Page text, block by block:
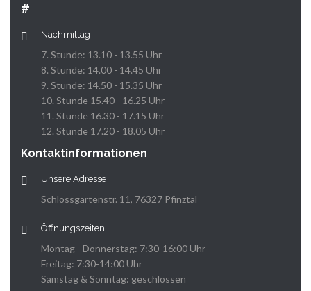
#
Nachmittag
7. Stunde: 13.10 - 13.55 Uhr
8. Stunde: 14.00 - 14.45 Uhr
9. Stunde: 14.50 - 15.35 Uhr
10. Stunde 15.40 - 16.25 Uhr
11. Stunde 16.30 - 17.15 Uhr
12. Stunde 17.20 - 18.05 Uhr
Kontaktinformationen
Unsere Adresse
Schlossgartenstr. 11, 76327 Pfinztal
Öffnungszeiten
Montag - Donnerstag: 7:30-16:00 Uhr
Freitag: 7:30-14:00 Uhr
Samstag & Sonntag: geschlossen